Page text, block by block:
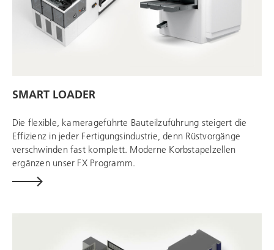
SMART LOADER
Die flexible, kamerageführte Bauteilzuführung steigert die
Effizienz in jeder Fertigungsindustrie, denn Rüstvorgänge
verschwinden fast komplett. Moderne Korbstapelzellen
ergänzen unser FX Programm.